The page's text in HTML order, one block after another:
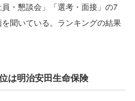
・懇談会」「選考・面接」の7
聞いている。ランキングの結果
は明治安田生命保険